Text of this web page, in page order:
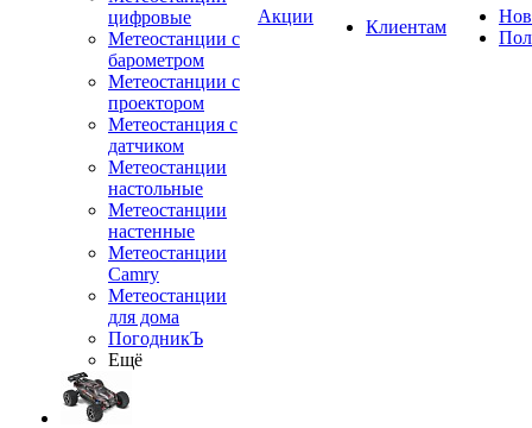
цифровые
Метеостанции с
барометром
Метеостанции с
проектором
Метеостанция с
датчиком
Метеостанции
настольные
Метеостанции
настенные
Метеостанции
Camry
Метеостанции
для дома
ПогодникЪ
Ещё
Акции
Клиентам